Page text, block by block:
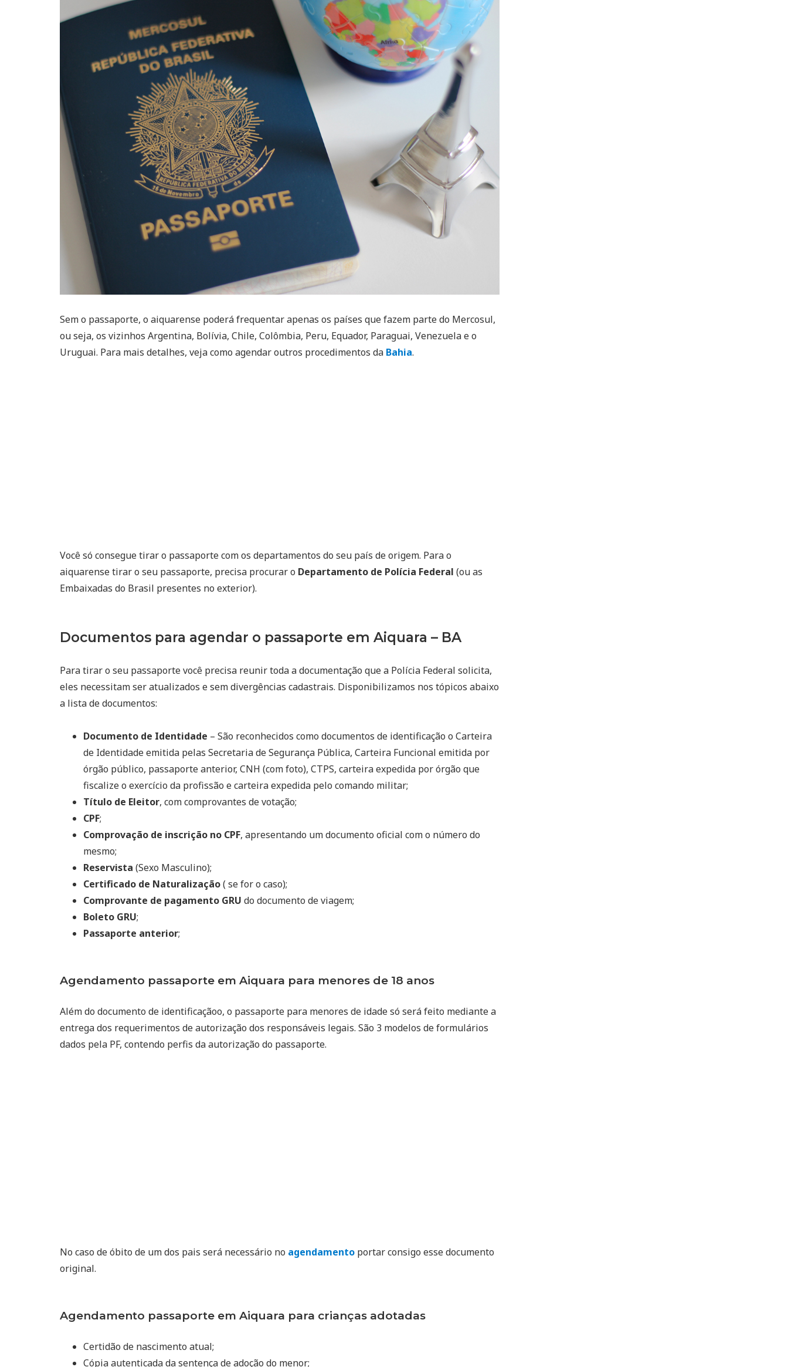
Sem o passaporte, o aiquarense poderá frequentar apenas os países que fazem parte do Mercosul,
ou seja, os vizinhos Argentina, Bolívia, Chile, Colômbia, Peru, Equador, Paraguai, Venezuela e o
Uruguai. Para mais detalhes, veja como agendar outros procedimentos da Bahia.
Você só consegue tirar o passaporte com os departamentos do seu país de origem. Para o
aiquarense tirar o seu passaporte, precisa procurar o Departamento de Polícia Federal (ou as
Embaixadas do Brasil presentes no exterior).
Documentos para agendar o passaporte em Aiquara – BA
Para tirar o seu passaporte você precisa reunir toda a documentação que a Polícia Federal solicita,
eles necessitam ser atualizados e sem divergências cadastrais. Disponibilizamos nos tópicos abaixo
a lista de documentos:
Documento de Identidade – São reconhecidos como documentos de identificação o Carteira
de Identidade emitida pelas Secretaria de Segurança Pública, Carteira Funcional emitida por
órgão público, passaporte anterior, CNH (com foto), CTPS, carteira expedida por órgão que
fiscalize o exercício da profissão e carteira expedida pelo comando militar;
Título de Eleitor, com comprovantes de votação;
CPF;
Comprovação de inscrição no CPF, apresentando um documento oficial com o número do
mesmo;
Reservista (Sexo Masculino);
Certificado de Naturalização( se for o caso);
Comprovante de pagamento GRU do documento de viagem;
Boleto GRU;
Passaporte anterior;
Agendamento passaporte em Aiquara para menores de 18 anos
Além do documento de identificaçãoo, o passaporte para menores de idade só será feito mediante a
entrega dos requerimentos de autorização dos responsáveis legais. São 3 modelos de formulários
dados pela PF, contendo perfis da autorização do passaporte.
No caso de óbito de um dos pais será necessário no agendamento portar consigo esse documento
original.
Agendamento passaporte em Aiquara para crianças adotadas
Certidão de nascimento atual;
Cópia autenticada da sentença de adoção do menor;